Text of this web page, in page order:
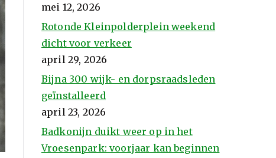
mei 12, 2026
Rotonde Kleinpolderplein weekend
dicht voor verkeer
april 29, 2026
Bijna 300 wijk- en dorpsraadsleden
geïnstalleerd
april 23, 2026
Badkonijn duikt weer op in het
Vroesenpark: voorjaar kan beginnen